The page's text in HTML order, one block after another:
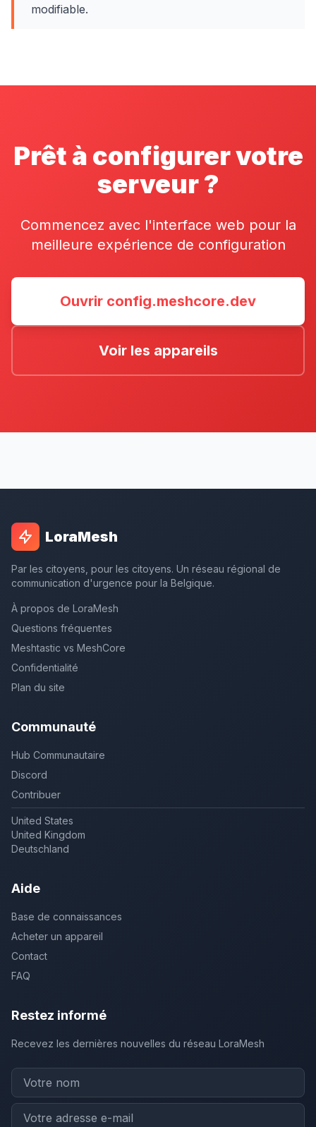
modifiable.
Prêt à configurer votre
serveur ?
Commencez avec l'interface web pour la
meilleure expérience de configuration
Ouvrir config.meshcore.dev
Voir les appareils
LoraMesh
Par les citoyens, pour les citoyens. Un réseau régional de
communication d'urgence pour la Belgique.
À propos de LoraMesh
Questions fréquentes
Meshtastic vs MeshCore
Confidentialité
Plan du site
Communauté
Hub Communautaire
Discord
Contribuer
United States
United Kingdom
Deutschland
Aide
Base de connaissances
Acheter un appareil
Contact
FAQ
Restez informé
Recevez les dernières nouvelles du réseau LoraMesh